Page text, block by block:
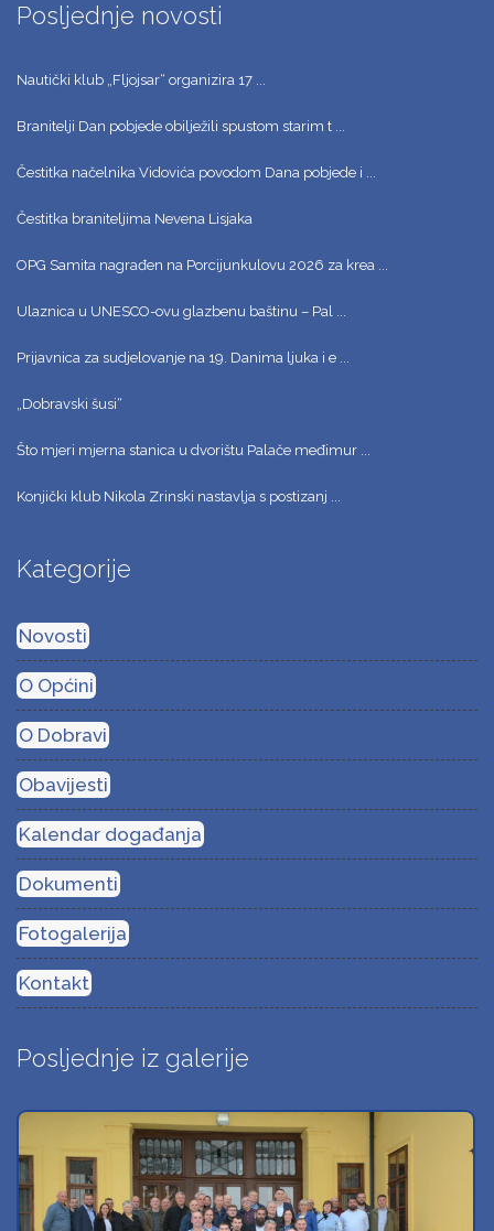
Posljednje novosti
Nautički klub „Fljojsar“ organizira 17 ...
Branitelji Dan pobjede obilježili spustom starim t ...
Čestitka načelnika Vidovića povodom Dana pobjede i ...
Čestitka braniteljima Nevena Lisjaka
OPG Samita nagrađen na Porcijunkulovu 2026 za krea ...
Ulaznica u UNESCO-ovu glazbenu baštinu – Pal ...
Prijavnica za sudjelovanje na 19. Danima ljuka i e ...
„Dobravski šusi“
Što mjeri mjerna stanica u dvorištu Palače međimur ...
Konjički klub Nikola Zrinski nastavlja s postizanj ...
Kategorije
Novosti
O Općini
O Dobravi
Obavijesti
Kalendar događanja
Dokumenti
Fotogalerija
Kontakt
Posljednje iz galerije